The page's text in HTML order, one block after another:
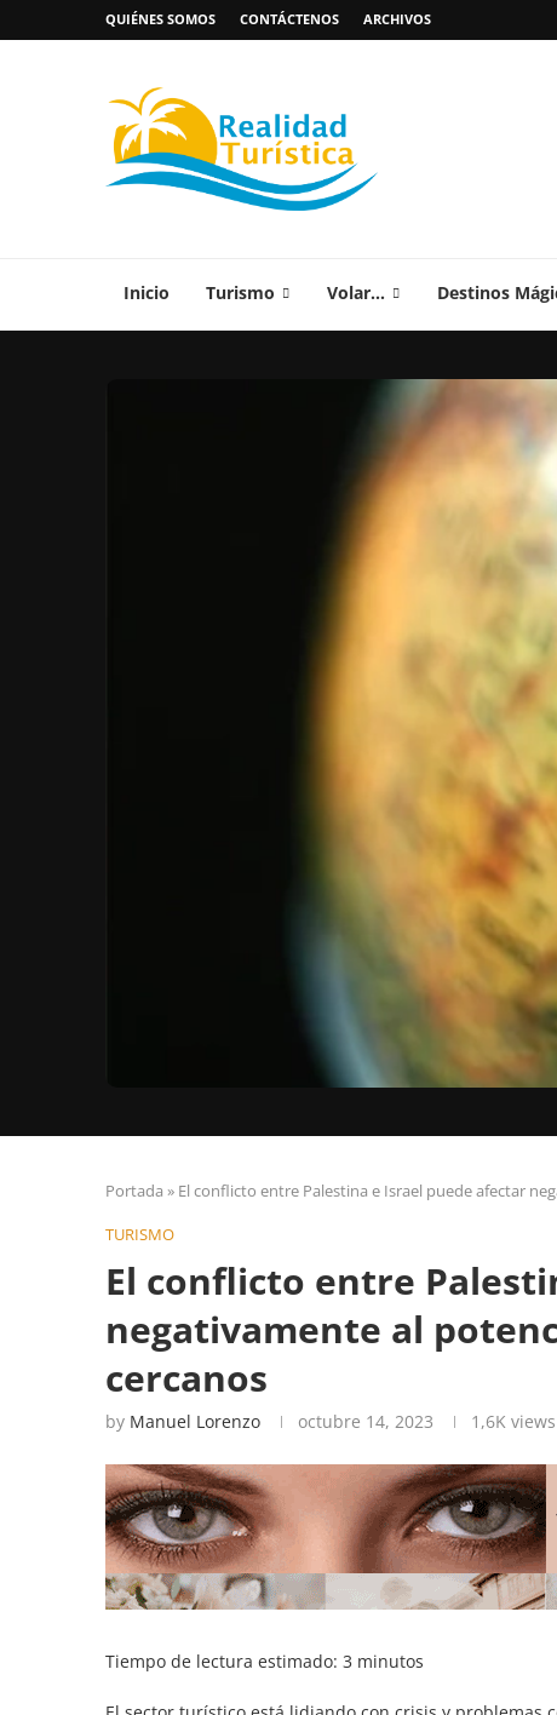
QUIÉNES SOMOS CONTÁCTENOS ARCHIVOS
Inicio Turismo Volar… Destinos
Portada » El conflicto entre Palestina e Israel puede afectar
TURISMO
El conflicto entre
negativamente al
cercanos
by Manuel Lorenzo octubre 14, 2023 1,6K views
Tiempo de lectura estimado: 3 minutos